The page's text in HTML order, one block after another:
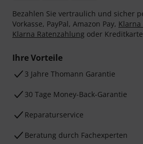
Bezahlen Sie vertraulich und sicher
Vorkasse, PayPal, Amazon Pay,
Klarna Ratenzahlung oder
Ihre Vorteile
3 Jahre Thomann Garantie
30 Tage Money-Back-Garantie
Reparaturservice
Beratung durch Fachexperten